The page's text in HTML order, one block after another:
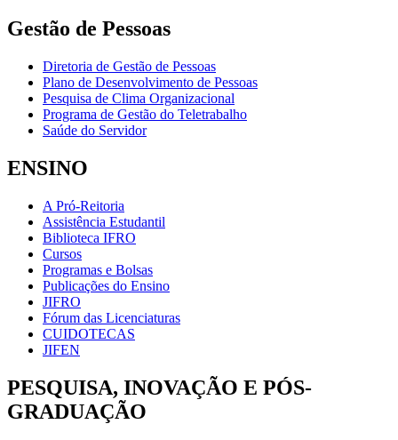
Gestão de Pessoas
Diretoria de Gestão de Pessoas
Plano de Desenvolvimento de Pessoas
Pesquisa de Clima Organizacional
Programa de Gestão do Teletrabalho
Saúde do Servidor
ENSINO
A Pró-Reitoria
Assistência Estudantil
Biblioteca IFRO
Cursos
Programas e Bolsas
Publicações do Ensino
JIFRO
Fórum das Licenciaturas
CUIDOTECAS
JIFEN
PESQUISA, INOVAÇÃO E PÓS-
GRADUAÇÃO